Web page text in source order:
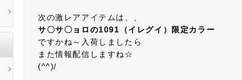
次の激レアアイテムは、、
サ〇サ〇ョロの1091（イレグイ）限定カラー
ですかね～入荷しましたら
また情報配信しますね☆
(^^)/